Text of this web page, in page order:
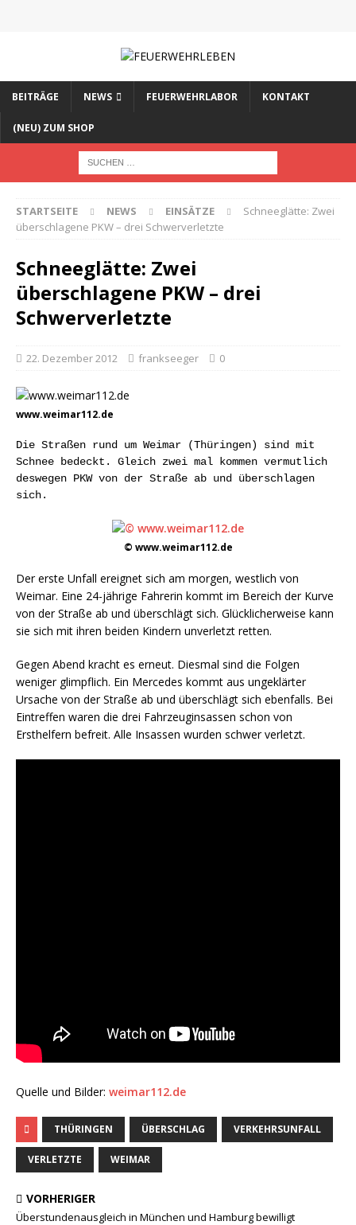
BEITRÄGE NEWS FEUERWEHRLABOR KONTAKT
(NEU) ZUM SHOP
STARTSEITE NEWS EINSÄTZE
Schneeglätte: Zwei
überschlagene PKW – drei Schwerverletzte
Schneeglätte: Zwei
überschlagene PKW – drei
Schwerverletzte
22. Dezember 2012 frankseeger 0
www.weimar112.de
Die Straßen rund um Weimar (Thüringen) sind mit
Schnee bedeckt. Gleich zwei mal kommen vermutlich
deswegen PKW von der Straße ab und überschlagen
sich.
© www.weimar112.de
Der erste Unfall ereignet sich am morgen, westlich von
Weimar. Eine 24-jährige Fahrerin kommt im Bereich der Kurve
von der Straße ab und überschlägt sich. Glücklicherweise kann
sie sich mit ihren beiden Kindern unverletzt retten.
Gegen Abend kracht es erneut. Diesmal sind die Folgen
weniger glimpflich. Ein Mercedes kommt aus ungeklärter
Ursache von der Straße ab und überschlägt sich ebenfalls. Bei
Eintreffen waren die drei Fahrzeuginsassen schon von
Ersthelfern befreit. Alle Insassen wurden schwer verletzt.
Quelle und Bilder: weimar112.de
THÜRINGEN ÜBERSCHLAG VERKEHRSUNFALL
VERLETZTE WEIMAR
VORHERIGER
Überstundenausgleich in München und Hamburg bewilligt